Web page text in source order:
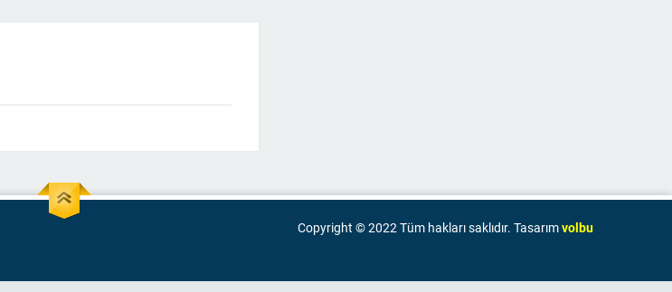
Copyright © 2022 Tüm hakları saklıdır. Tasarımvolbu